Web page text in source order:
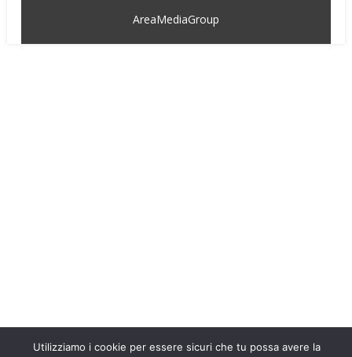
AreaMediaGroup
Utilizziamo i cookie per essere sicuri che tu possa avere la